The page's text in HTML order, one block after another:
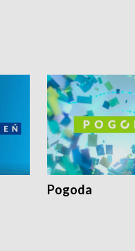
Pogoda